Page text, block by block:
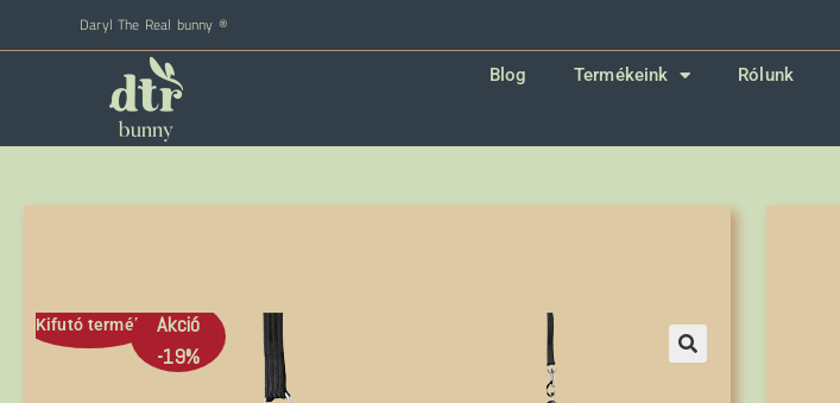
Daryl The Real bunny ®
Blog Termékeink Rólunk
Kifutó termék
Akció
-19%